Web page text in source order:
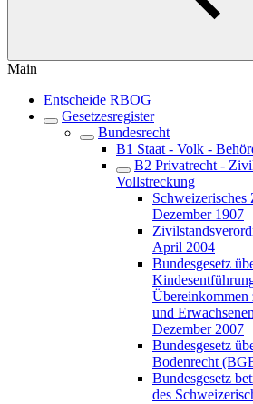
Main
Entscheide RBOG
Gesetzesregister
Bundesrecht
B1 Staat - Volk -
B2 Privatrecht -
Vollstreckung
Dezember 1907
April 2004
Bundesgesetz
und
Dezember 2007
Bundesgesetz
Bodenrecht
Bundesgesetz
des